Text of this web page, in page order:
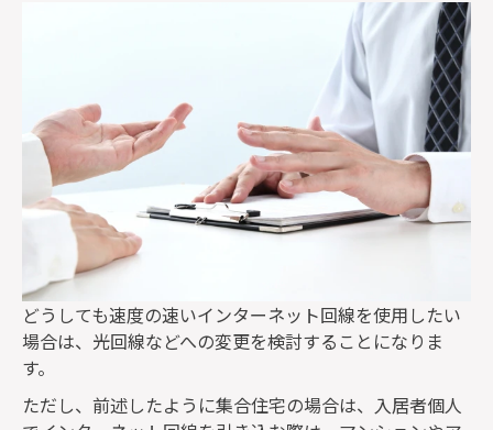
どうしても速度の速いインターネット回線を使用したい
場合は、光回線などへの変更を検討することになりま
す。
ただし、前述したように集合住宅の場合は、入居者個人